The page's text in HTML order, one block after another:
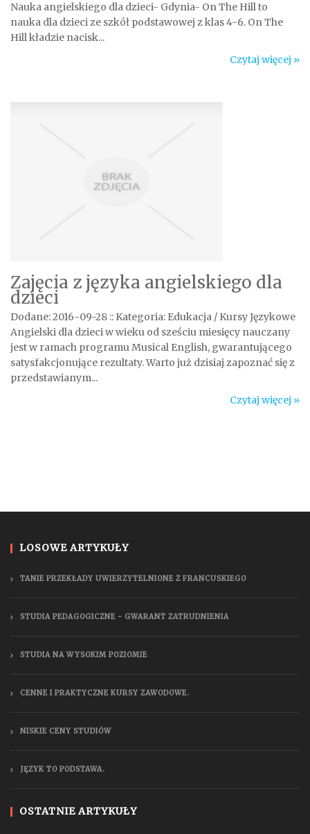
Nauka angielskiego dla dzieci- Gdynia- On The Hill to
nauka dla dzieci ze szkół podstawowej z klas 4-6. On The
Hill kładzie nacisk...
Czytaj więcej »
Zajęcia z języka angielskiego dla
dzieci
Dodane: 2016-09-28 :: Kategoria: Edukacja / Kursy Językowe
Angielski dla dzieci w wieku od sześciu miesięcy nauczany
jest w ramach programu Musical English, gwarantującego
satysfakcjonujące rezultaty. Warto już dzisiaj zapoznać się z
przedstawianym...
Czytaj więcej »
LOSOWE ARTYKUŁY
TANIE PRZEKŁADY UWIERZYTELNIONE Z FRANCUSKIEGO
STUDIA PEDAGOGICZNE - GWARANT ZATRUDNIENIA
STUDIA NA WYSOKIM POZIOMIE
CENNE I PRAKTYCZNE KURSY ZAWODOWE.
NISKIE CENY STUDIÓW
JĘZYK TO PODSTAWA.
OSTATNIE ARTYKUŁY